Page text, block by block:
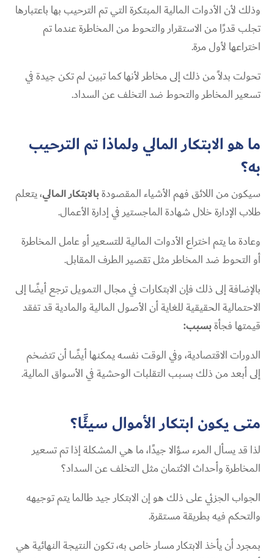
وذلك لأن الأدوات المالية المبتكرة التي تم الترحيب بها باعتبارها
تجلب قدرًا من الاستقرار والتحوط من المخاطرة عندما تم
اختراعها لأول مرة.
تحولت بدلاً من ذلك إلى مخاطر لأنها كما تبين لم تكن جيدة في
تسعير المخاطر والتحوط ضد التخلف عن السداد.
ما هو الابتكار المالي ولماذا تم الترحيب
به؟
سيكون من اللائق فهم الأشياء المقصودةبالابتكار المالي، يتعلم
طلاب الإدارة خلال شهادة الماجستير في إدارة الأعمال.
وعادة ما يتم اختراع الأدوات المالية للتسعير أو عامل المخاطرة
أو التحوط ضد المخاطر مثل تقصير الطرف المقابل.
بالإضافة إلى ذلك فإن الابتكارات في مجال التمويل ترجع أيضًا إلى
الاحتمالية الحقيقية للغاية أن الأصول المالية والمادية قد تفقد
قيمتها فجأةبسبب:
الدورات الاقتصادية، وفي الوقت نفسه يمكنها أيضًا أن تتضخم
إلى أبعد من ذلك بسبب التقلبات الوحشية في الأسواق المالية.
متى يكون ابتكار الأموال سيئًا؟
لذا قد يسأل المرء سؤالا جيدًا، ما هي المشكلة إذا تم تسعير
المخاطرة وأحداث الائتمان مثل التخلف عن السداد؟
الجواب الجزئي على ذلك هو إن الابتكار جيد طالما يتم توجيهه
والتحكم فيه بطريقة مستقرة.
بمجرد أن يأخذ الابتكار مسار خاص به، تكون النتيجة النهائية هي